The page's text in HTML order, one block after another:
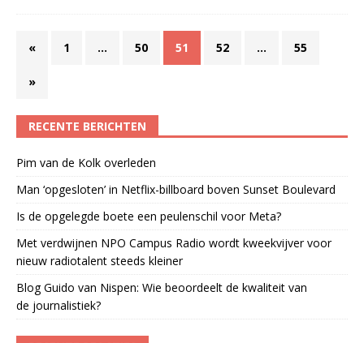
« 1 … 50 51 52 … 55
»
RECENTE BERICHTEN
Pim van de Kolk overleden
Man ‘opgesloten’ in Netflix-billboard boven Sunset Boulevard
Is de opgelegde boete een peulenschil voor Meta?
Met verdwijnen NPO Campus Radio wordt kweekvijver voor
nieuw radiotalent steeds kleiner
Blog Guido van Nispen: Wie beoordeelt de kwaliteit van
de journalistiek?